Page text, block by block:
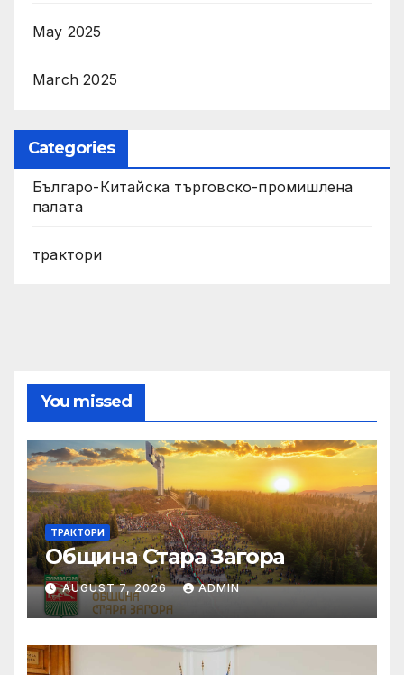
May 2025
March 2025
Categories
Българо-Китайска търговско-промишлена
палата
трактори
You missed
ТРАКТОРИ
Община Стара Загора
AUGUST 7, 2026 ADMIN